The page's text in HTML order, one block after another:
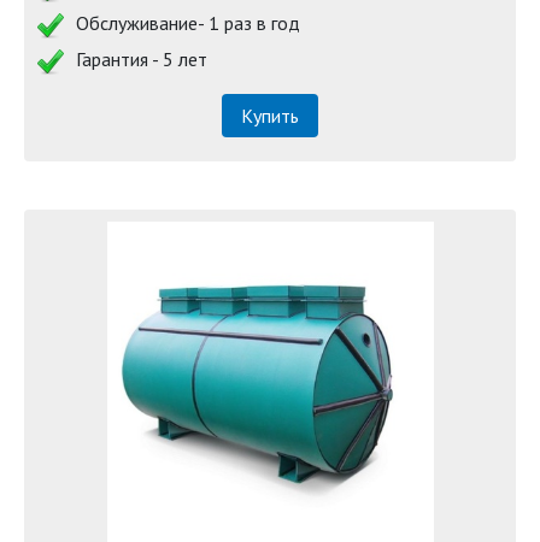
Обслуживание- 1 раз в год
Гарантия - 5 лет
Купить